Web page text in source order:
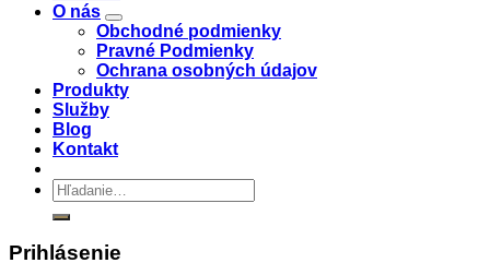
O nás
Obchodné podmienky
Pravné Podmienky
Ochrana osobných údajov
Produkty
Služby
Blog
Kontakt
Hľadať:
Prihlásenie